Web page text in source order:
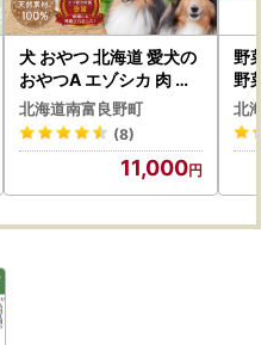
犬 おやつ 北海道 愛犬の
おやつA エゾシカ 肉 セ
ット 無添加 国産 鹿肉
北海道南富良野町
(8)
11,000
野菜
野菜
産地
合わ
ト き
マン
北海